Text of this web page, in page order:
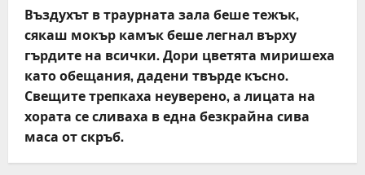
Въздухът в траурната зала беше тежък,
сякаш мокър камък беше легнал върху
гърдите на всички. Дори цветята миришеха
като обещания, дадени твърде късно.
Свещите трепкаха неуверено, а лицата на
хората се сливаха в една безкрайна сива
маса от скръб.